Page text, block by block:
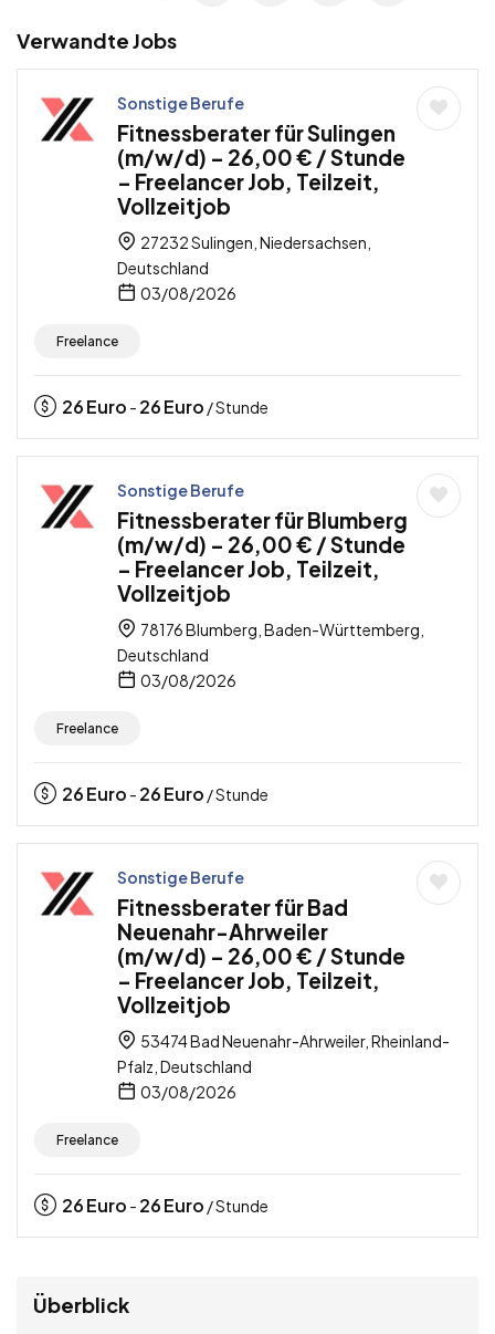
Verwandte Jobs
Sonstige Berufe
Fitnessberater für Sulingen
(m/w/d) – 26,00 € / Stunde
– Freelancer Job, Teilzeit,
Vollzeitjob
27232 Sulingen, Niedersachsen,
Deutschland
03/08/2026
Freelance
26Euro - 26Euro / Stunde
Sonstige Berufe
Fitnessberater für Blumberg
(m/w/d) – 26,00 € / Stunde
– Freelancer Job, Teilzeit,
Vollzeitjob
78176 Blumberg, Baden-Württemberg,
Deutschland
03/08/2026
Freelance
26Euro - 26Euro / Stunde
Sonstige Berufe
Fitnessberater für Bad
Neuenahr-Ahrweiler
(m/w/d) – 26,00 € / Stunde
– Freelancer Job, Teilzeit,
Vollzeitjob
53474 Bad Neuenahr-Ahrweiler, Rheinland-
Pfalz, Deutschland
03/08/2026
Freelance
26Euro - 26Euro / Stunde
Überblick